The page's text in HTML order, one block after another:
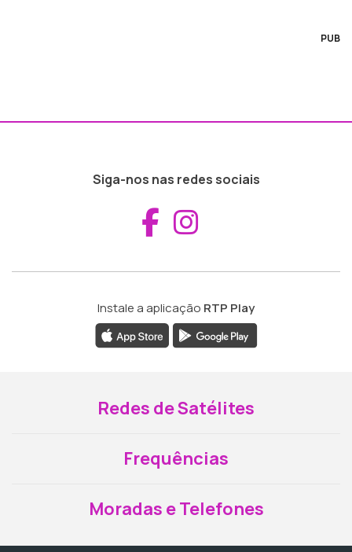
PUB
Siga-nos nas redes sociais
Aceder ao
Instale a aplicação RTP Play
Redes de Satélites
Frequências
Moradas e Telefones